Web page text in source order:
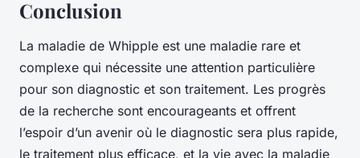
Conclusion
La maladie de Whipple est une maladie rare et
complexe qui nécessite une attention particulière
pour son diagnostic et son traitement. Les progrès
de la recherche sont encourageants et offrent
l’espoir d’un avenir où le diagnostic sera plus rapide,
le traitement plus efficace, et la vie avec la maladie